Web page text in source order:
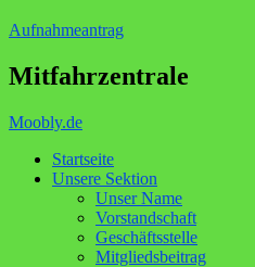
Aufnahmeantrag
Mitfahrzentrale
Moobly.de
Startseite
Unsere Sektion
Unser Name
Vorstandschaft
Geschäftsstelle
Mitgliedsbeitrag